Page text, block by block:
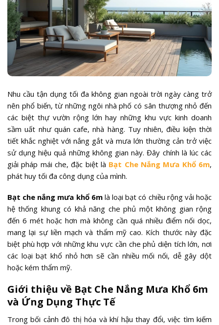
Nhu cầu tận dụng tối đa không gian ngoài trời ngày càng trở
nên phổ biến, từ những ngôi nhà phố có sân thượng nhỏ đến
các biệt thự vườn rộng lớn hay những khu vực kinh doanh
sầm uất như quán cafe, nhà hàng. Tuy nhiên, điều kiện thời
tiết khắc nghiệt với nắng gắt và mưa lớn thường cản trở việc
sử dụng hiệu quả những không gian này. Đây chính là lúc các
giải pháp mái che, đặc biệt là Bạt Che Nắng Mưa Khổ 6m,
phát huy tối đa công dụng của mình.
Bạt che nắng mưa khổ 6mlà loại bạt có chiều rộng vải hoặc
hệ thống khung có khả năng che phủ một không gian rộng
đến 6 mét hoặc hơn mà không cần quá nhiều điểm nối dọc,
mang lại sự liền mạch và thẩm mỹ cao. Kích thước này đặc
biệt phù hợp với những khu vực cần che phủ diện tích lớn, nơi
các loại bạt khổ nhỏ hơn sẽ cần nhiều mối nối, dễ gây dột
hoặc kém thẩm mỹ.
Giới thiệu về Bạt Che Nắng Mưa Khổ 6m
và Ứng Dụng Thực Tế
Trong bối cảnh đô thị hóa và khí hậu thay đổi, việc tìm kiếm